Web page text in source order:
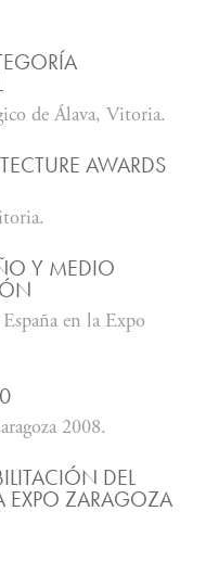
de Álava, Vitoria.
AWARDS
Y MEDIO
en la Expo
2008.
DEL
EXPO ZARAGOZA